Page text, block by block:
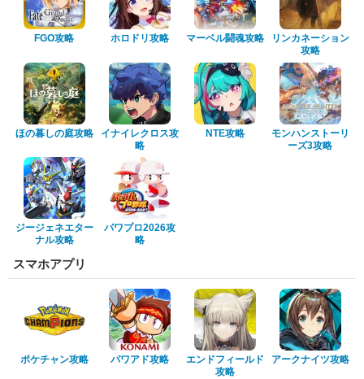
FGO攻略 ホロドリ攻略 マーベル闘魂攻略
リンカネーション
攻略
ほの暮しの庭攻略
イナイレクロス攻
略
NTE攻略
モンハンストーリ
ーズ3攻略
ジージェネエター
ナル攻略
パワプロ2026攻
略
スマホアプリ
ポケチャン攻略 パワアド攻略
エンドフィールド
攻略
アークナイツ攻略